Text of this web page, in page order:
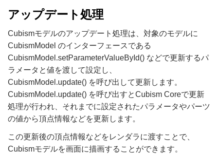
アップデート処理
Cubismモデルのアップデート処理は、対象のモデルに
CubismModel のインターフェースである
CubismModel.setParameterValueById() などで更新するパ
ラメータと値を渡して設定し、
CubismModel.update() を呼び出して更新します。
CubismModel.update() を呼び出すとCubism Coreで更新
処理が行われ、それまでに設定されたパラメータやパーツ
の値から頂点情報などを更新します。
この更新後の頂点情報などをレンダラに渡すことで、
Cubismモデルを画面に描画することができます。